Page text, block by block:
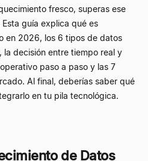
fresco, superas ese
guía explica qué es
en 2026, los 6 tipos de datos
la decisión entre tiempo real y
paso a paso y las 7
Al final, deberías saber qué
en tu pila tecnológica.
de Datos